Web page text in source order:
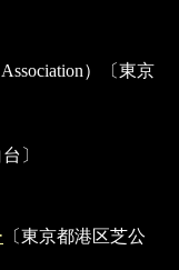
Association）〔東京
〕
〔東京都港区芝公